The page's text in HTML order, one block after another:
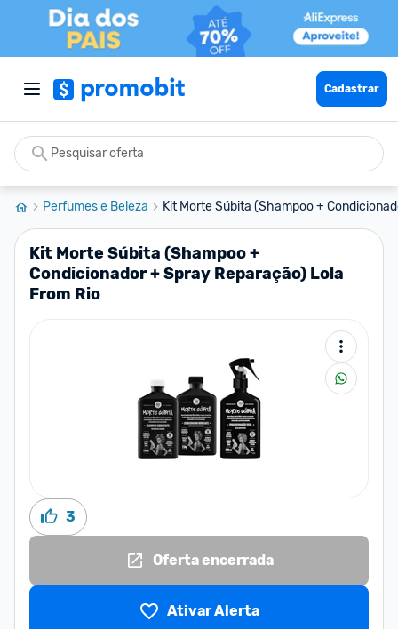
Cadastrar
Perfumes e Beleza Kit Morte Súbita (Shampoo +
Kit Morte Súbita (Shampoo +
Condicionador + Spray Reparação) Lola
From Rio
3
Oferta encerrada
Ativar Alerta